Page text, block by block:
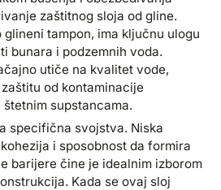
zaštitnog sloja od gline.
glineni tampon, ima ključnu ulogu
bunara i podzemnih voda.
utiče na kvalitet vode,
od kontaminacije
supstancama.
specifična svojstva. Niska
i sposobnost da formira
barijere čine je idealnim izborom
Kada se ovaj sloj